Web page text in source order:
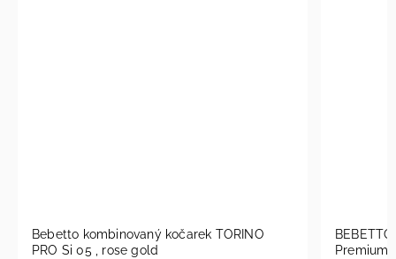
Bebetto kombinovaný kočarek TORINO
PRO Si 05 , rose gold
Premium